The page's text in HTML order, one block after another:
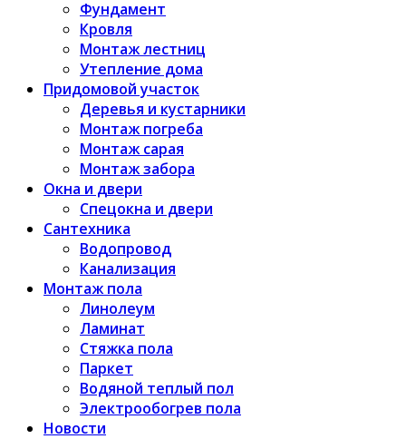
Фундамент
Кровля
Монтаж лестниц
Утепление дома
Придомовой участок
Деревья и кустарники
Монтаж погреба
Монтаж сарая
Монтаж забора
Окна и двери
Спецокна и двери
Сантехника
Водопровод
Канализация
Монтаж пола
Линолеум
Ламинат
Стяжка пола
Паркет
Водяной теплый пол
Электрообогрев пола
Новости